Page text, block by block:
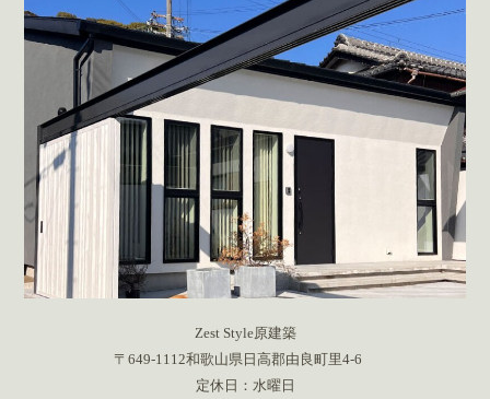
Zest Style原建築
〒649-1112和歌山県日高郡由良町里4-6
定休日：水曜日